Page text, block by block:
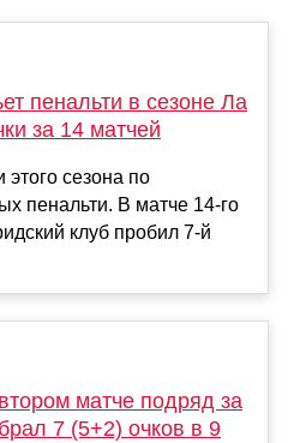
пенальти в сезоне Ла
за 14 матчей
сезона по
пенальти. В матче 14-го
клуб пробил 7-й
матче подряд за
7 (5+2) очков в 9